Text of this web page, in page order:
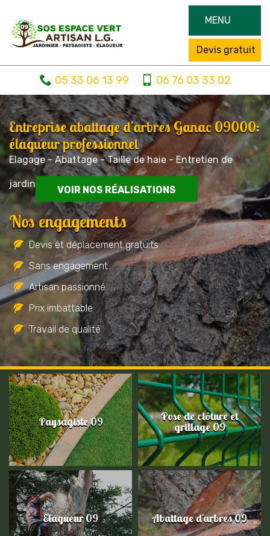
MENU
Devis gratuit
05 33 06 13 99 06 76 03 33 02
Entreprise abattage d'arbres Ganac 09000:
élagueur professionnel
Elagage - Abattage - Taille de haie - Entretien de
jardin
VOIR NOS RÉALISATIONS
Nos engagements
Devis et déplacement gratuits
Sans engagement
Artisan passionné
Prix imbattable
Travail de qualité
Paysagiste 09 Pose de clôture et
grillage 09
Elagueur 09 Abattage d'arbres 09